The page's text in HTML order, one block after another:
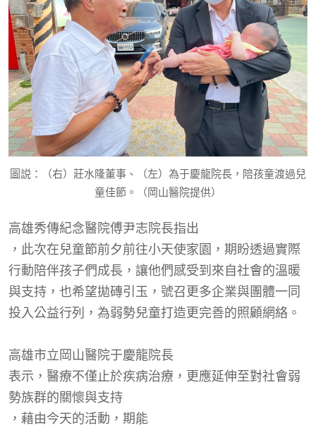
圖説：（右）莊水隆董事、（左）為于慶龍院長，陪孩童渡過兒
童佳節。（岡山醫院提供）
高雄秀傳紀念醫院傅尹志院長指出
，此次在兒童節前夕前往小天使家園，期盼透過實際
行動陪伴孩子們成長，讓他們感受到來自社會的溫暖
與支持，也希望拋磚引玉，號召更多企業與團體一同
投入公益行列，為弱勢兒童打造更完善的照顧網絡。
高雄市立岡山醫院于慶龍院長
表示，醫療不僅止於疾病治療，更應延伸至對社會弱
勢族群的關懷與支持
，藉由今天的活動， 期能